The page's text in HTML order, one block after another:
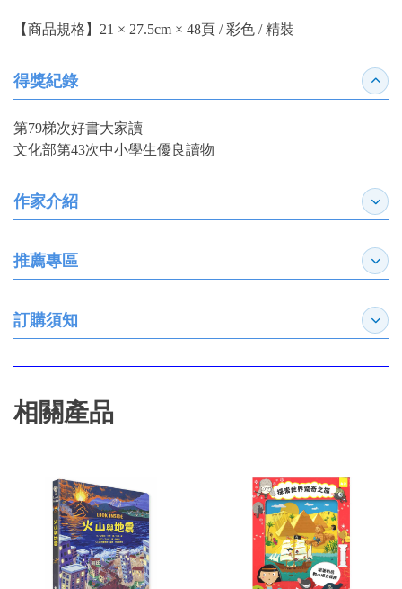
【商品規格】21 × 27.5cm × 48頁 / 彩色 / 精裝
得獎紀錄 收合
第79梯次好書大家讀
文化部第43次中小學生優良讀物
作家介紹 展開
推薦專區 展開
訂購須知 展開
相關產品